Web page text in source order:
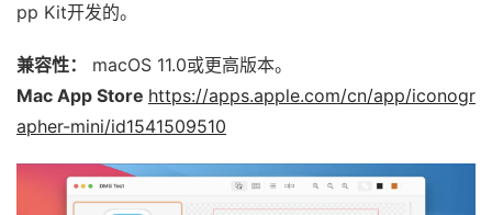
pp Kit开发的。
兼容性：
macOS 11.0或更高版本。
Mac App Store https://apps.apple.com/cn/app/iconogr
apher-mini/id1541509510